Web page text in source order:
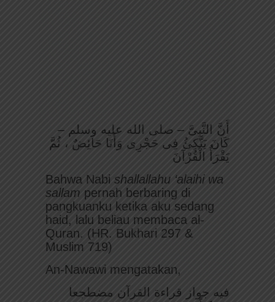
أَنَّ النَّبِىَّ – صلى الله عليه وسلم –
كَانَ يَتَّكِئُ فِى حَجْرِى وَأَنَا حَائِضٌ ، ثُمَّ
يَقْرَأُ الْقُرْآنَ
Bahwa Nabi shallallahu ‘alaihi wa
sallam pernah berbaring di
pangkuanku ketika aku sedang
haid, lalu beliau membaca al-
Quran. (HR. Bukhari 297 &
Muslim 719)
An-Nawawi mengatakan,
فيه جواز قراءة القرآن مضطجعا